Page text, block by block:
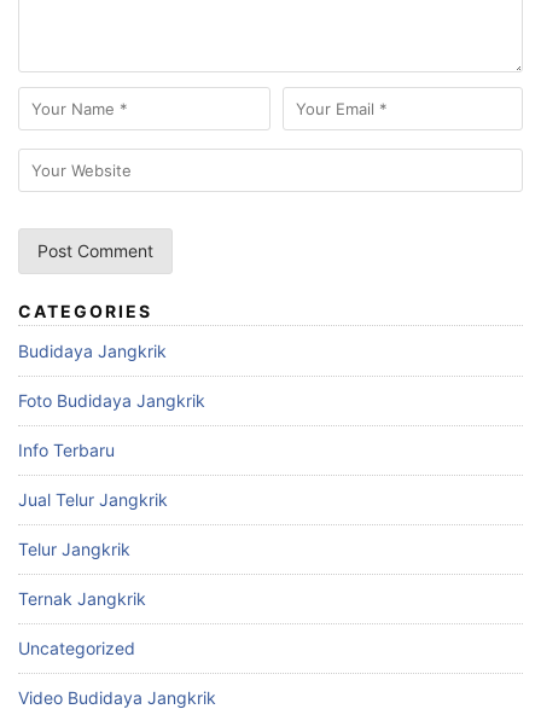
CATEGORIES
Budidaya Jangkrik
Foto Budidaya Jangkrik
Info Terbaru
Jual Telur Jangkrik
Telur Jangkrik
Ternak Jangkrik
Uncategorized
Video Budidaya Jangkrik